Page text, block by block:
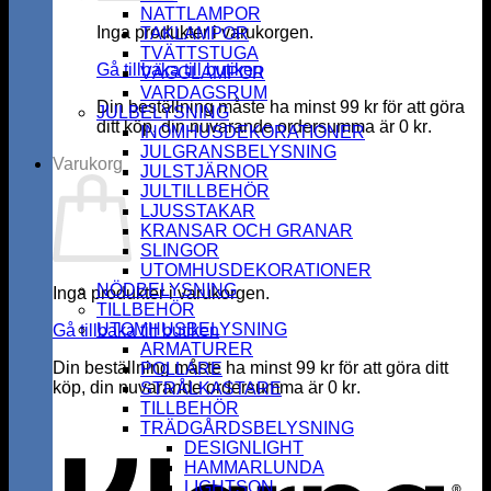
Inga produkter i varukorgen.
Gå tillbaka till butiken
Din beställning måste ha minst99 kr för att göra
ditt köp, din nuvarande ordersumma är 0 kr.
Varukorg
Inga produkter i varukorgen.
Gå tillbaka till butiken
Din beställning måste ha minst99 kr för att göra ditt
köp, din nuvarande ordersumma är 0 kr.
NATTLAMPOR
TAKLAMPOR
TVÄTTSTUGA
VÄGGLAMPOR
VARDAGSRUM
JULBELYSNING
INOMHUSDEKORATIONER
JULGRANSBELYSNING
JULSTJÄRNOR
JULTILLBEHÖR
LJUSSTAKAR
KRANSAR OCH GRANAR
SLINGOR
UTOMHUSDEKORATIONER
NÖDBELYSNING
TILLBEHÖR
UTOMHUSBELYSNING
ARMATURER
POLLARE
STRÅLKASTARE
TILLBEHÖR
TRÄDGÅRDSBELYSNING
DESIGNLIGHT
HAMMARLUNDA
LIGHTSON